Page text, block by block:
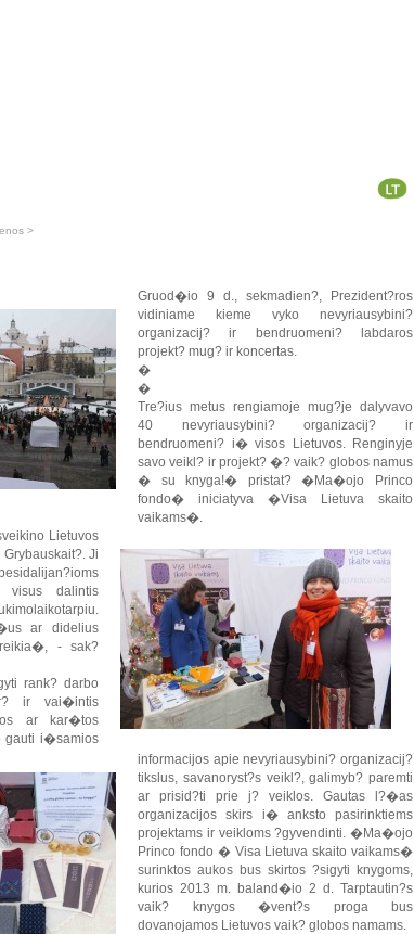
>
Gruod�io 9 d., sekmadien?, Prezident?ros
vidiniame kieme vyko nevyriausybini?
organizacij? ir bendruomeni? labdaros
projekt? mug? ir koncertas.
�
�
Tre?ius metus rengiamoje mug?je dalyvavo
40 nevyriausybini? organizacij? ir
bendruomeni? i� visos Lietuvos. Renginyje
savo veikl? ir projekt? �? vaik? globos namus
� su knyga!� pristat? �Ma�ojo Princo
fondo� iniciatyva �Visa Lietuva skaito
vaikams�.
Lietuvos
Ji
visus dalintis
ar didelius
- sak?
rank? darbo
ir vai�intis
ar kar�tos
gauti i�samios
informacijos apie nevyriausybini? organizacij?
tikslus, savanoryst?s veikl?, galimyb? paremti
ar prisid?ti prie j? veiklos. Gautas l?�as
organizacijos skirs i� anksto pasirinktiems
projektams ir veikloms ?gyvendinti. �Ma�ojo
Princo fondo � Visa Lietuva skaito vaikams�
surinktos aukos bus skirtos ?sigyti knygoms,
kurios 2013 m. baland�io 2 d. Tarptautin?s
vaik? knygos �vent?s proga bus
dovanojamos Lietuvos vaik? globos namams.